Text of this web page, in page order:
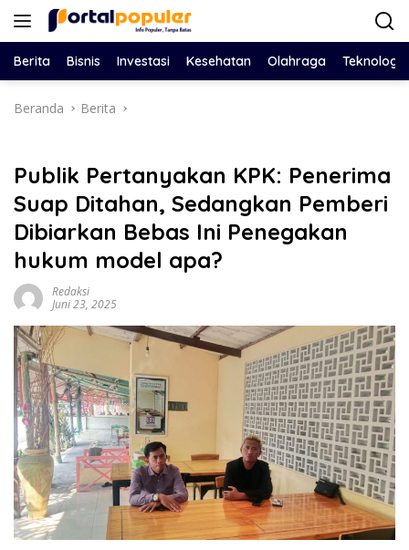
Langsung
Berita Bisnis Investasi Kesehatan Olahraga Teknologi
Beranda Berita
Publik Pertanyakan KPK: Penerima
Suap Ditahan, Sedangkan Pemberi
Dibiarkan Bebas Ini Penegakan
hukum model apa?
Redaksi
Juni 23, 2025